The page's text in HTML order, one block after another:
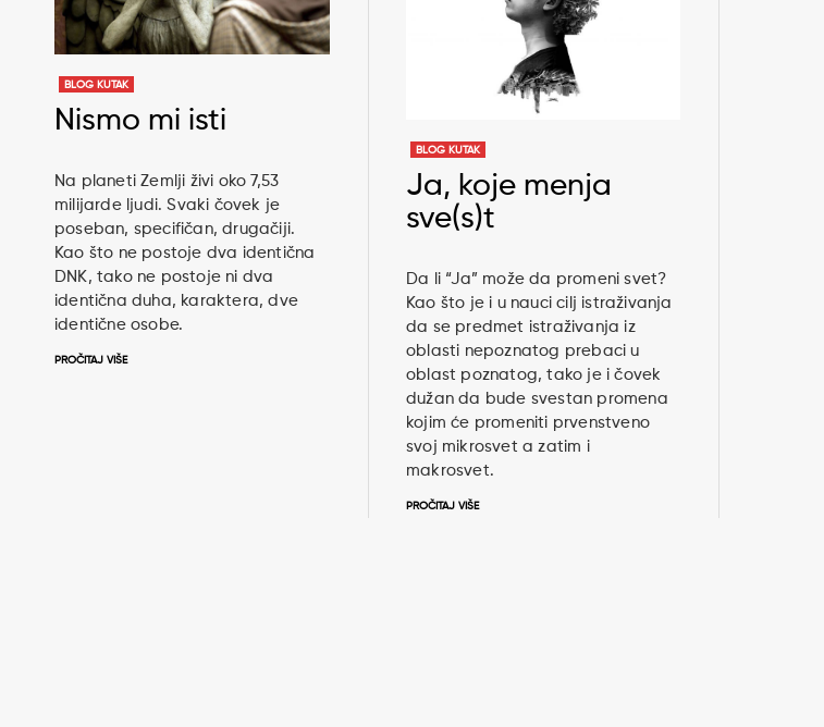
BLOG KUTAK
Nismo mi isti
Na planeti Zemlji živi oko 7,53
milijarde ljudi. Svaki čovek je
poseban, specifičan, drugačiji.
Kao što ne postoje dva identična
DNK, tako ne postoje ni dva
identična duha, karaktera, dve
identične osobe.
PROČITAJ VIŠE
BLOG KUTAK
Ja, koje menja
sve(s)t
Da li “Ja” može da promeni svet?
Kao što je i u nauci cilj istraživanja
da se predmet istraživanja iz
oblasti nepoznatog prebaci u
oblast poznatog, tako je i čovek
dužan da bude svestan promena
kojim će promeniti prvenstveno
svoj mikrosvet a zatim i
makrosvet.
PROČITAJ VIŠE